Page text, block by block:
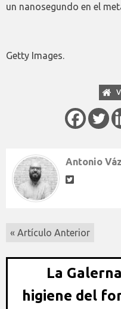
un nanosegundo en el
Getty Images.
Antonio
« Artículo Anterior
La
higiene del